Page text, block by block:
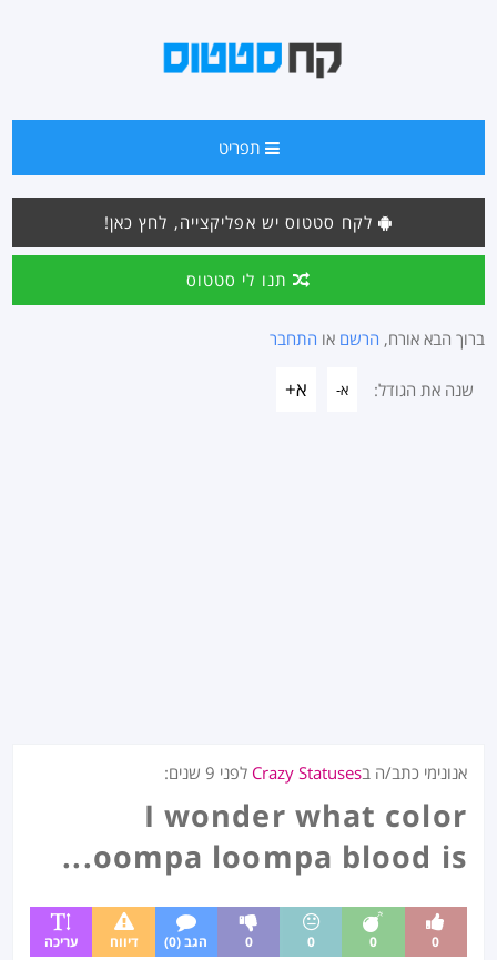
תפריט
לקח סטטוס יש אפליקצייה, לחץ כאן!
תנו לי סטטוס
ברוך הבא אורח, הרשם או התחבר
שנה את הגודל: א- א+
אנונימי כתב/ה בCrazy Statuses לפני 9 שנים :
I wonder what color
oompa loompa blood is...
0
0
0
0 הגב (0) דיווח עריכה